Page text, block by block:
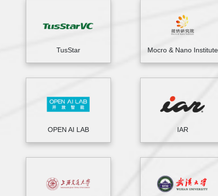
TusStar Mocro & Nano Institute
OPEN AI LAB IAR